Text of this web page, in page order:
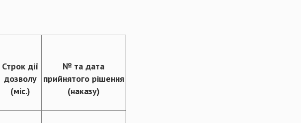
Строк дії
дозволу
(міс.)
№ та дата
прийнятого рішення
(наказу)